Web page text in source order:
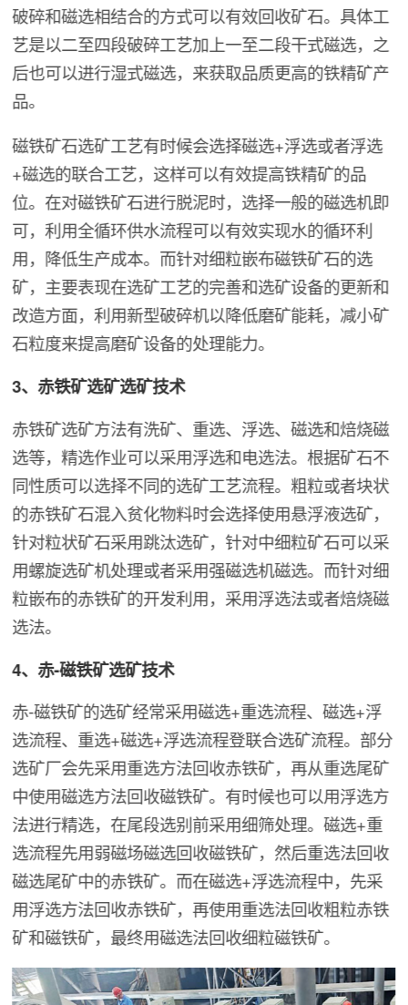
破碎和磁选相结合的方式可以有效回收矿石。具体工
艺是以二至四段破碎工艺加上一至二段干式磁选，之
后也可以进行湿式磁选，来获取品质更高的铁精矿产
品。
磁铁矿石选矿工艺有时候会选择磁选+浮选或者浮选
+磁选的联合工艺，这样可以有效提高铁精矿的品
位。在对磁铁矿石进行脱泥时，选择一般的磁选机即
可，利用全循环供水流程可以有效实现水的循环利
用，降低生产成本。而针对细粒嵌布磁铁矿石的选
矿，主要表现在选矿工艺的完善和选矿设备的更新和
改造方面，利用新型破碎机以降低磨矿能耗，减小矿
石粒度来提高磨矿设备的处理能力。
3、赤铁矿选矿选矿技术
赤铁矿选矿方法有洗矿、重选、浮选、磁选和焙烧磁
选等，精选作业可以采用浮选和电选法。根据矿石不
同性质可以选择不同的选矿工艺流程。粗粒或者块状
的赤铁矿石混入贫化物料时会选择使用悬浮液选矿，
针对粒状矿石采用跳汰选矿，针对中细粒矿石可以采
用螺旋选矿机处理或者采用强磁选机磁选。而针对细
粒嵌布的赤铁矿的开发利用，采用浮选法或者焙烧磁
选法。
4、赤-磁铁矿选矿技术
赤-磁铁矿的选矿经常采用磁选+重选流程、磁选+浮
选流程、重选+磁选+浮选流程登联合选矿流程。部分
选矿厂会先采用重选方法回收赤铁矿，再从重选尾矿
中使用磁选方法回收磁铁矿。有时候也可以用浮选方
法进行精选，在尾段选别前采用细筛处理。磁选+重
选流程先用弱磁场磁选回收磁铁矿，然后重选法回收
磁选尾矿中的赤铁矿。而在磁选+浮选流程中，先采
用浮选方法回收赤铁矿，再使用重选法回收粗粒赤铁
矿和磁铁矿，最终用磁选法回收细粒磁铁矿。